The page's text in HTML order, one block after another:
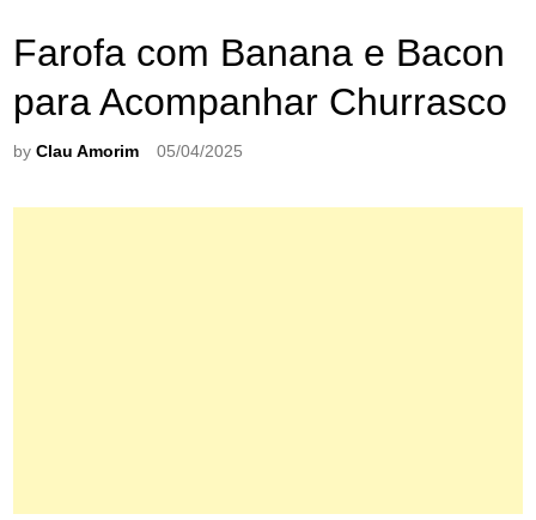
Farofa com Banana e Bacon
para Acompanhar Churrasco
byClau Amorim 05/04/2025